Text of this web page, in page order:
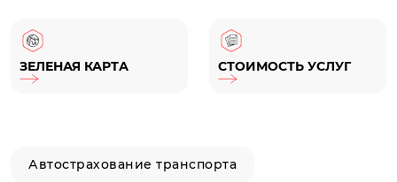
ЗЕЛЕНАЯ КАРТА СТОИМОСТЬ УСЛУГ
Автострахование транспорта